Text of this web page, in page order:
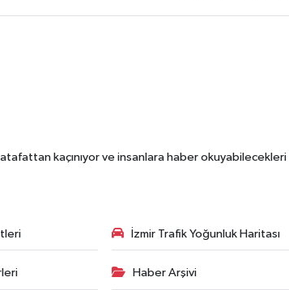
kaçınıyor ve insanlara haber okuyabilecekleri
İzmir Trafik Yoğunluk Haritası
Haber Arşivi